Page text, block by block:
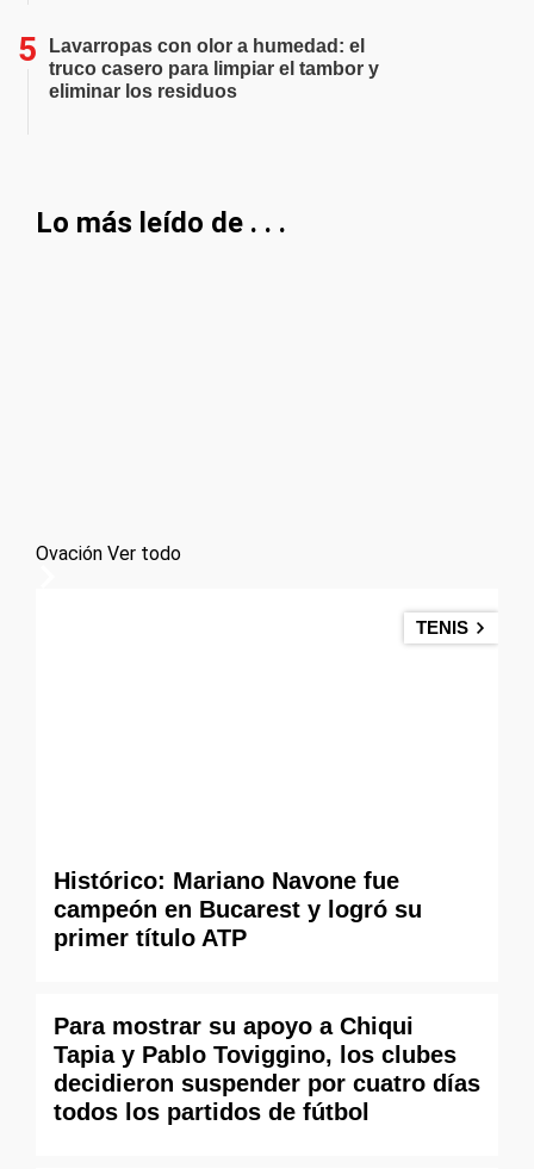
Lavarropas con olor a humedad: el
truco casero para limpiar el tambor y
eliminar los residuos
Lo más leído de . . .
Ovación Ver todo
TENIS
Histórico: Mariano Navone fue
campeón en Bucarest y logró su
primer título ATP
Para mostrar su apoyo a Chiqui
Tapia y Pablo Toviggino, los clubes
decidieron suspender por cuatro días
todos los partidos de fútbol